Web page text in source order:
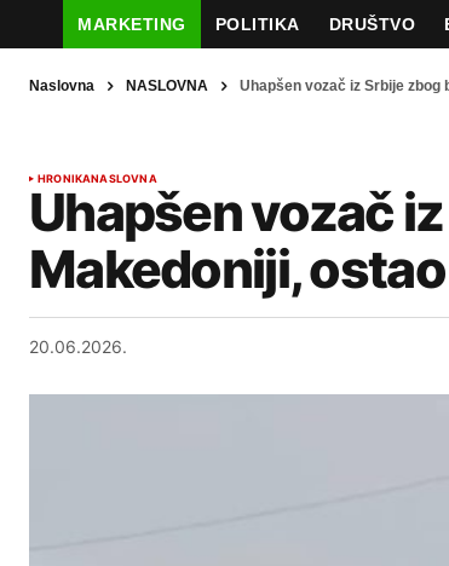
MARKETING POLITIKA DRUŠTVO
Naslovna NASLOVNA Uhapšen vozač iz Srbije zbog
HRONIKANASLOVNA
Uhapšen vozač
Makedoniji,
20.06.2026.